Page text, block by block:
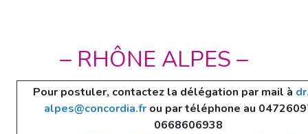
– RHÔNE ALPES –
Pour postuler, contactez la délégation par mail à
alpes@concordia.frou par téléphone au
0668606938